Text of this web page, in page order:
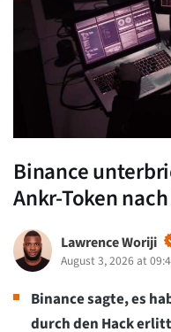
Binance
Ankr-Token
Lawrence Woriji
August 3, 2026 at
Binance sagte, es
durch den Hack